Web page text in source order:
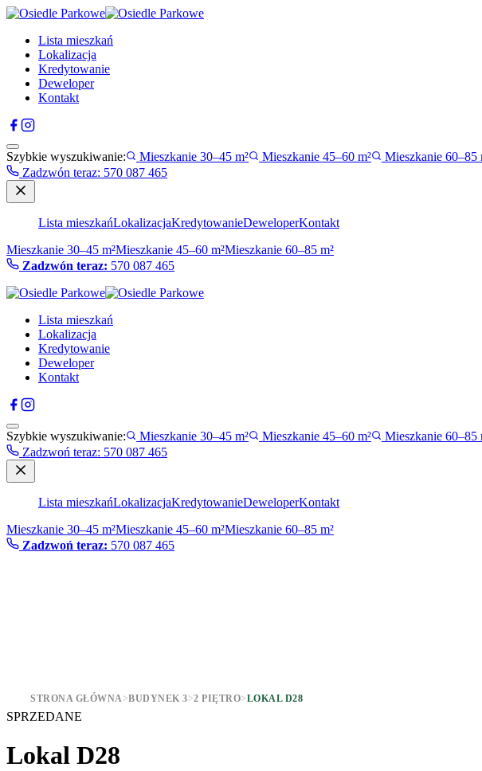
Lista mieszkań
Lokalizacja
Kredytowanie
Deweloper
Kontakt
Szybkie wyszukiwanie: Mieszkanie 30–45 m² Mieszkanie 45–60 m²
Mieszkanie 60–85
Zadzwón teraz: 570 087 465
Lista mieszkańLokalizacjaKredytowanieDeweloperKontakt
Mieszkanie 30–45 m²Mieszkanie 45–60 m²Mieszkanie 60–85 m²
Zadzwón teraz: 570 087 465
Lista mieszkań
Lokalizacja
Kredytowanie
Deweloper
Kontakt
Szybkie wyszukiwanie: Mieszkanie 30–45 m² Mieszkanie 45–60 m²
Mieszkanie 60–85
Zadzwoń teraz: 570 087 465
Lista mieszkańLokalizacjaKredytowanieDeweloperKontakt
Mieszkanie 30–45 m²Mieszkanie 45–60 m²Mieszkanie 60–85 m²
Zadzwoń teraz: 570 087 465
STRONA GŁÓWNA>BUDYNEK 3>2 PIĘTRO>LOKAL D28
SPRZEDANE
Lokal D28